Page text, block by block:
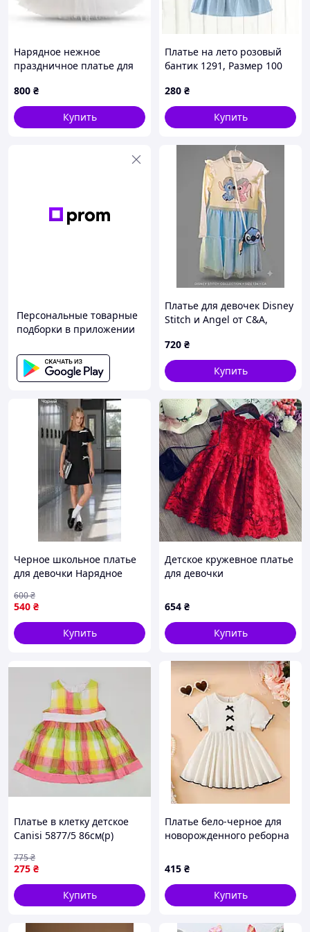
Нарядное нежное
праздничное платье для
мушку+заколка 100 (3-4
года)
800 ₴
Купить
Платье на лето розовый
бантик 1291, Размер 100
280 ₴
Купить
Персональные товарные
подборки в приложении
Платье для девочек Disney
Stitch и Angel от C&A,
134
720 ₴
Купить
Черное школьное платье
для девочки Нарядное
бантиками 122 см
540 ₴
600₴
Купить
Детское кружевное платье
для девочки
654 ₴
Купить
Платье в клетку детское
Canisi 5877/5 86см(р)
275 ₴
775₴
Купить
Платье бело-черное для
новорожденного реборна
415 ₴
Купить